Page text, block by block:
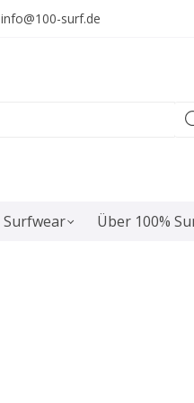
info@100-surf.de
Surfwear Über 100%